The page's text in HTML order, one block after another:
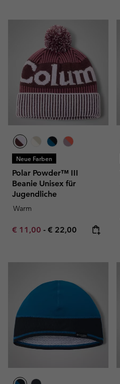
Neue Farben
Polar Powder™ III
Beanie Unisex für
Jugendliche
Warm
Minimum sale price:
€ 11,00 - Maximum price:
€ 22,00